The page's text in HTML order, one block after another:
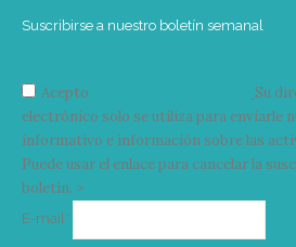
Suscribirse a nuestro boletín semanal
Acepto
Su
electrónico solo se utiliza para enviarle
informativo e información sobre las
Puede usar el enlace para cancelar la
boletín. >
E-mail*